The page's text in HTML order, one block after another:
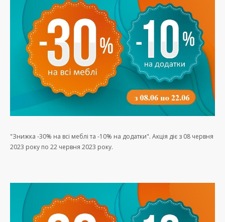
"Знижка -30% на всі меблі та -10% на додатки". Акція діє з 08 червня
2023 року по 22 червня 2023 року.